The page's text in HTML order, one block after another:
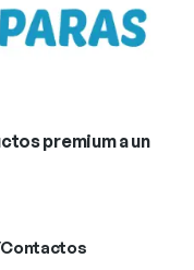
premium a un